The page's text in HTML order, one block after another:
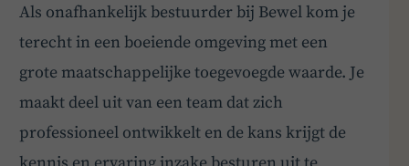
Als onafhankelijk bestuurder bij Bewel kom je
terecht in een boeiende omgeving met een
grote maatschappelijke toegevoegde waarde. Je
maakt deel uit van een team dat zich
professioneel ontwikkelt en de kans krijgt de